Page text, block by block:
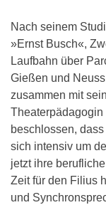
Nach seinem
»Ernst Busch«,
Laufbahn über
Gießen und
zusammen mit
Theaterpädagogin
beschlossen,
sich intensiv um
jetzt ihre
Zeit für den Filius
und